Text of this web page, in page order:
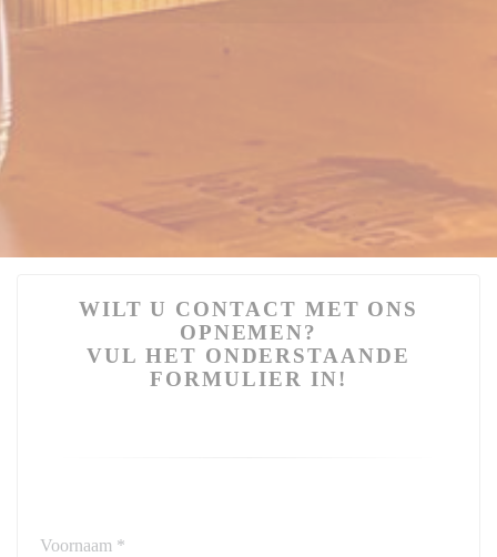
WILT U CONTACT MET ONS
OPNEMEN?
VUL HET ONDERSTAANDE
FORMULIER IN!